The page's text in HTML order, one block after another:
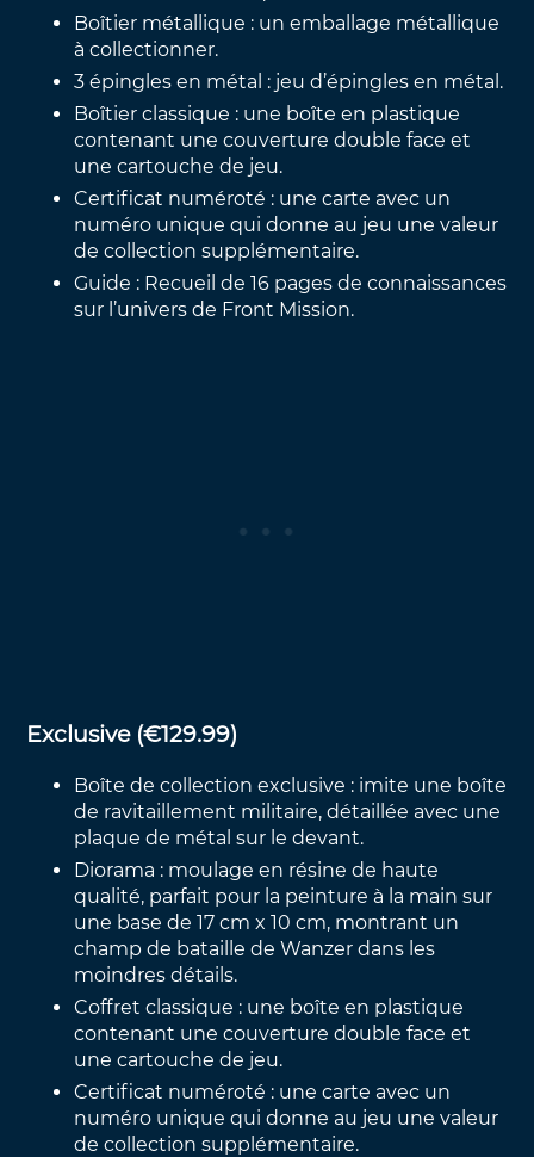
Boîtier métallique : un emballage métallique
à collectionner.
3 épingles en métal : jeu d’épingles en métal.
Boîtier classique : une boîte en plastique
contenant une couverture double face et
une cartouche de jeu.
Certificat numéroté : une carte avec un
numéro unique qui donne au jeu une valeur
de collection supplémentaire.
Guide : Recueil de 16 pages de connaissances
sur l’univers de Front Mission.
Exclusive (€129.99)
Boîte de collection exclusive : imite une boîte
de ravitaillement militaire, détaillée avec une
plaque de métal sur le devant.
Diorama : moulage en résine de haute
qualité, parfait pour la peinture à la main sur
une base de 17 cm x 10 cm, montrant un
champ de bataille de Wanzer dans les
moindres détails.
Coffret classique : une boîte en plastique
contenant une couverture double face et
une cartouche de jeu.
Certificat numéroté : une carte avec un
numéro unique qui donne au jeu une valeur
de collection supplémentaire.